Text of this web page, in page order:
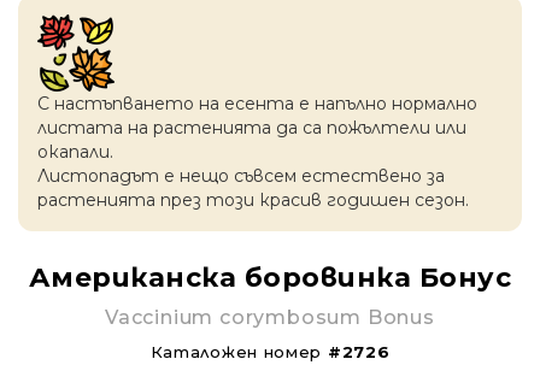
С настъпването на есентa е напълно нормално
листата на растенията да са пожълтели или
окапaли.
Листопадът е нещо съвсем естествено за
растенията през този красив годишен сезон.
Американска боровинка Бонус
Vaccinium corymbosum Bonus
Каталожен номер #2726